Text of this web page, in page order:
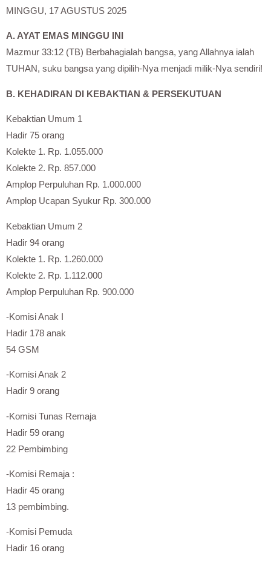
MINGGU, 17 AGUSTUS 2025
A. AYAT EMAS MINGGU INI
Mazmur 33:12 (TB) Berbahagialah bangsa, yang Allahnya ialah
TUHAN, suku bangsa yang dipilih-Nya menjadi milik-Nya sendiri!
B. KEHADIRAN DI KEBAKTIAN & PERSEKUTUAN
Kebaktian Umum 1
Hadir 75 orang
Kolekte 1. Rp. 1.055.000
Kolekte 2. Rp. 857.000
Amplop Perpuluhan Rp. 1.000.000
Amplop Ucapan Syukur Rp. 300.000
Kebaktian Umum 2
Hadir 94 orang
Kolekte 1. Rp. 1.260.000
Kolekte 2. Rp. 1.112.000
Amplop Perpuluhan Rp. 900.000
-Komisi Anak I
Hadir 178 anak
54 GSM
-Komisi Anak 2
Hadir 9 orang
-Komisi Tunas Remaja
Hadir 59 orang
22 Pembimbing
-Komisi Remaja :
Hadir 45 orang
13 pembimbing.
-Komisi Pemuda
Hadir 16 orang